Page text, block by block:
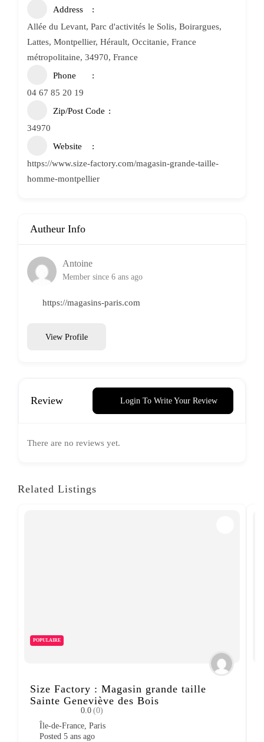
Address
Allée du Levant, Parc d'activités le Solis, Boirargues,
Lattes, Montpellier, Hérault, Occitanie, France
métropolitaine, 34970, France
Phone
04 67 85 20 19
Zip/Post Code
34970
Website
https://www.size-factory.com/magasin-grande-taille-
homme-montpellier
Autheur Info
Antoine
Member since 6 ans ago
https://magasins-paris.com
View Profile
Review Login To Write Your Review
There are no reviews yet.
Related Listings
POPULAIRE
Size Factory : Magasin grande taille
Sainte Geneviève des Bois
0.0 (0)
Île-de-France, Paris
Posted 5 ans ago